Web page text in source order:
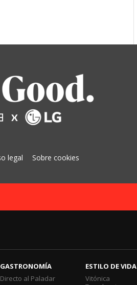
legal Sobre cookies
GASTRONOMÍA
Directo al Paladar
ESTILO DE VIDA
Vitónica